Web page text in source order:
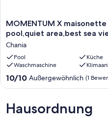
MOMENTUM
X
maisonette
with
swimming
pool,quiet
area,best
sea
near
the
MOMENTUM X
pool,quiet area,best sea
Chania
Pool
Küche
Waschmaschine
10.0
von
Außergewöhnlich,
(1
10/10 Außergewöhnlich (1
Hausordnung